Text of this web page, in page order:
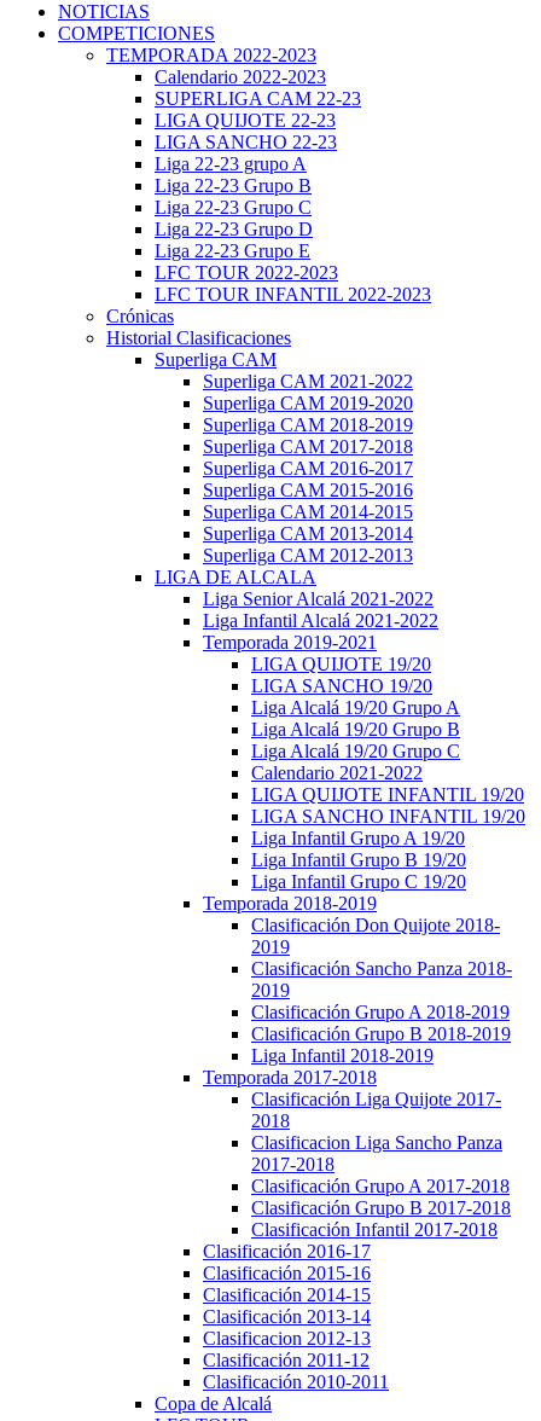
NOTICIAS
COMPETICIONES
TEMPORADA 2022-2023
Calendario 2022-2023
SUPERLIGA CAM 22-23
LIGA QUIJOTE 22-23
LIGA SANCHO 22-23
Liga 22-23 grupo A
Liga 22-23 Grupo B
Liga 22-23 Grupo C
Liga 22-23 Grupo D
Liga 22-23 Grupo E
LFC TOUR 2022-2023
LFC TOUR INFANTIL 2022-2023
Crónicas
Historial Clasificaciones
Superliga CAM
Superliga CAM 2021-2022
Superliga CAM 2019-2020
Superliga CAM 2018-2019
Superliga CAM 2017-2018
Superliga CAM 2016-2017
Superliga CAM 2015-2016
Superliga CAM 2014-2015
Superliga CAM 2013-2014
Superliga CAM 2012-2013
LIGA DE ALCALA
Liga Senior Alcalá 2021-2022
Liga Infantil Alcalá 2021-2022
Temporada 2019-2021
LIGA QUIJOTE 19/20
LIGA SANCHO 19/20
Liga Alcalá 19/20 Grupo A
Liga Alcalá 19/20 Grupo B
Liga Alcalá 19/20 Grupo C
Calendario 2021-2022
LIGA QUIJOTE INFANTIL 19/20
LIGA SANCHO INFANTIL 19/20
Liga Infantil Grupo A 19/20
Liga Infantil Grupo B 19/20
Liga Infantil Grupo C 19/20
Temporada 2018-2019
Clasificación Don Quijote 2018-
2019
Clasificación Sancho Panza 2018-
2019
Clasificación Grupo A 2018-2019
Clasificación Grupo B 2018-2019
Liga Infantil 2018-2019
Temporada 2017-2018
Clasificación Liga Quijote 2017-
2018
Clasificacion Liga Sancho Panza
2017-2018
Clasificación Grupo A 2017-2018
Clasificación Grupo B 2017-2018
Clasificación Infantil 2017-2018
Clasificación 2016-17
Clasificación 2015-16
Clasificación 2014-15
Clasificación 2013-14
Clasificacion 2012-13
Clasificación 2011-12
Clasificación 2010-2011
Copa de Alcalá